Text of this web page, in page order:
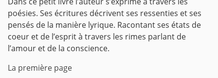
poésies. Ses écritures décrivent ses ressenties et ses
pensés de la manière lyrique. Racontant ses états de
coeur et de l’esprit à travers les rimes parlant de
l’amour et de la conscience.
La première page